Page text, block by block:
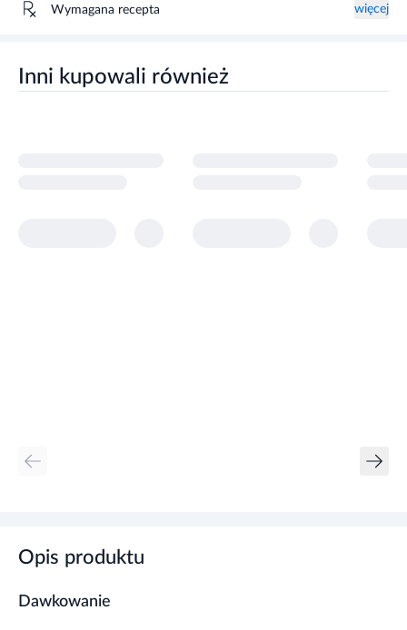
Wymagana recepta więcej
Inni kupowali również
Opis produktu
Dawkowanie